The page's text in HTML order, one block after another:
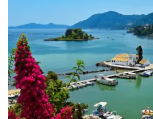
Продовжити з email